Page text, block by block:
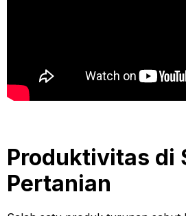
Produktivitas di
Pertanian